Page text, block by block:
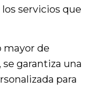
servicios que
mayor de
se garantiza una
para